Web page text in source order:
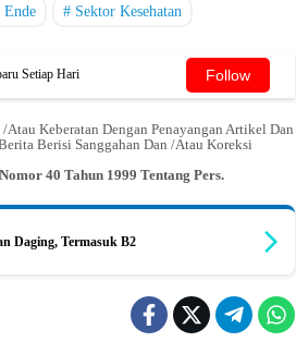
Ende Sektor Kesehatan
Setiap Hari Follow
Keberatan Dengan Penayangan Artikel Dan
Berisi Sanggahan Dan /Atau Koreksi
40 Tahun 1999 Tentang Pers.
Daging, Termasuk B2